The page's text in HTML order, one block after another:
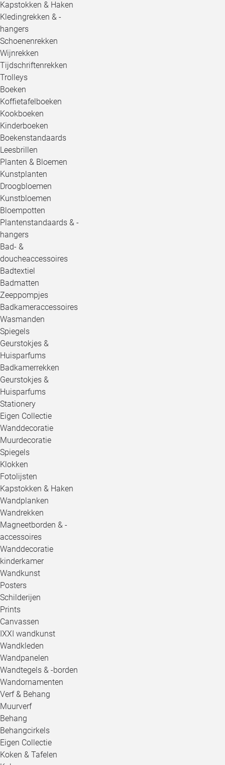
Kapstokken & Haken
Kledingrekken & -
hangers
Schoenenrekken
Wijnrekken
Tijdschriftenrekken
Trolleys
Boeken
Koffietafelboeken
Kookboeken
Kinderboeken
Boekenstandaards
Leesbrillen
Planten & Bloemen
Kunstplanten
Droogbloemen
Kunstbloemen
Bloempotten
Plantenstandaards & -
hangers
Bad- &
doucheaccessoires
Badtextiel
Badmatten
Zeeppompjes
Badkameraccessoires
Wasmanden
Spiegels
Geurstokjes &
Huisparfums
Badkamerrekken
Geurstokjes &
Huisparfums
Stationery
Eigen Collectie
Wanddecoratie
Muurdecoratie
Spiegels
Klokken
Fotolijsten
Kapstokken & Haken
Wandplanken
Wandrekken
Magneetborden & -
accessoires
Wanddecoratie
kinderkamer
Wandkunst
Posters
Schilderijen
Prints
Canvassen
IXXI wandkunst
Wandkleden
Wandpanelen
Wandtegels & -borden
Wandornamenten
Verf & Behang
Muurverf
Behang
Behangcirkels
Eigen Collectie
Koken & Tafelen